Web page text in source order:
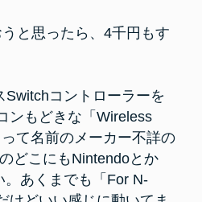
と思ったら、4千円もす
Switchコントローラーを
ンもどきな「Wireless
て名前のメーカー不詳の
どこにもNintendoとか
。あくまでも「For N-